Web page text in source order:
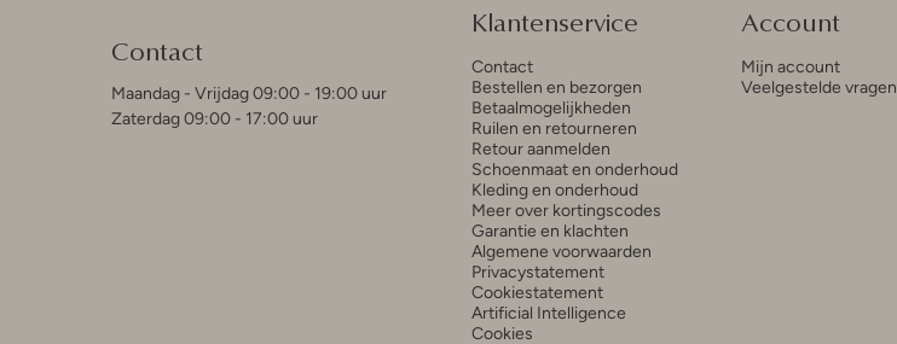
Contact
Maandag - Vrijdag 09:00 - 19:00 uur
Zaterdag 09:00 - 17:00 uur
Klantenservice
Contact
Bestellen en bezorgen
Betaalmogelijkheden
Ruilen en retourneren
Retour aanmelden
Schoenmaat en onderhoud
Kleding en onderhoud
Meer over kortingscodes
Garantie en klachten
Algemene voorwaarden
Privacystatement
Cookiestatement
Artificial Intelligence
Cookies
Account
Mijn account
Veelgestelde vragen